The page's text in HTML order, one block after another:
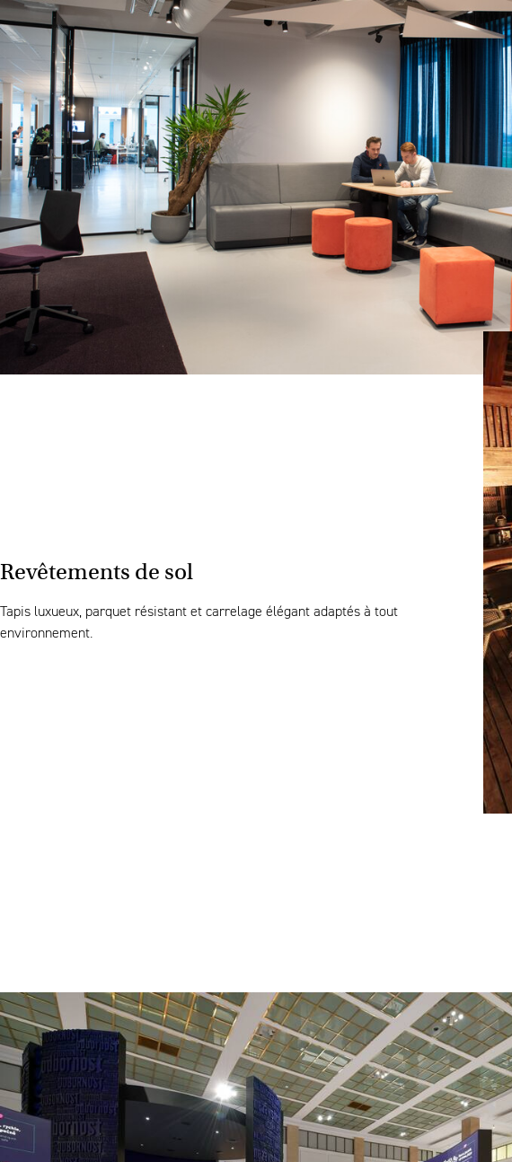
Revêtements de sol
Tapis luxueux, parquet résistant et carrelage élégant adaptés à tout
environnement.